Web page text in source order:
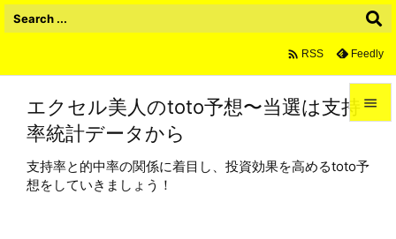
エクセル美人のtoto予想〜当選は支持
率統計データから
支持率と的中率の関係に着目し、投資効果を高めるtoto予
想をしていきましょう！

メニュ
 RSS Feedly